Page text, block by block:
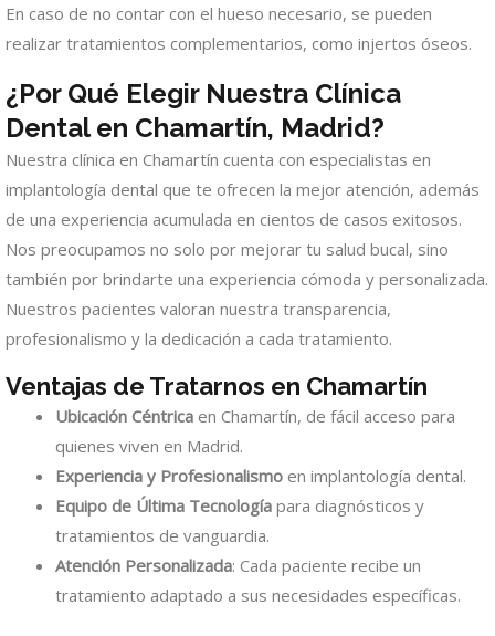
En caso de no contar con el hueso necesario, se pueden
realizar tratamientos complementarios, como injertos óseos.
¿Por Qué Elegir Nuestra Clínica
Dental en Chamartín, Madrid?
Nuestra clínica en Chamartín cuenta con especialistas en
implantología dental que te ofrecen la mejor atención, además
de una experiencia acumulada en cientos de casos exitosos.
Nos preocupamos no solo por mejorar tu salud bucal, sino
también por brindarte una experiencia cómoda y personalizada.
Nuestros pacientes valoran nuestra transparencia,
profesionalismo y la dedicación a cada tratamiento.
Ventajas de Tratarnos en Chamartín
Ubicación Céntrica en Chamartín, de fácil acceso para
quienes viven en Madrid.
Experiencia y Profesionalismo en implantología dental.
Equipo de Última Tecnología para diagnósticos y
tratamientos de vanguardia.
Atención Personalizada: Cada paciente recibe un
tratamiento adaptado a sus necesidades específicas.